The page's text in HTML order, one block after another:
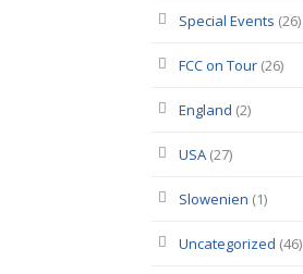
Special Events (26)
FCC on Tour (26)
England (2)
USA (27)
Slowenien (1)
Uncategorized (46)